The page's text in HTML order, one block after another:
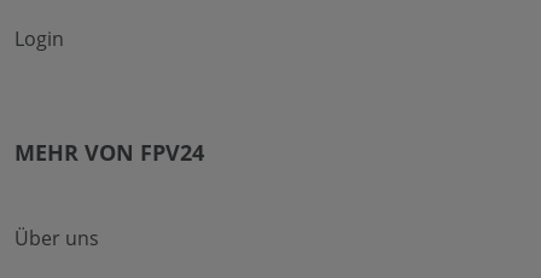
Login
MEHR VON FPV24
Über uns